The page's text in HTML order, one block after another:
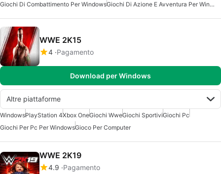
Giochi Di Combattimento Per Windows
Giochi Di Azione E Avventura Per Windows
WWE 2K15
4 Pagamento
Download per Windows
Altre piattaforme
WindowsPlayStation 4Xbox OneGiochi WweGiochi SportiviGiochi Pc
Giochi Per Pc Per WindowsGioco Per Computer
WWE 2K19
4.9 Pagamento